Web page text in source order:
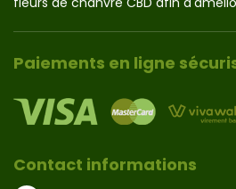
Paiements en ligne
Contact informations